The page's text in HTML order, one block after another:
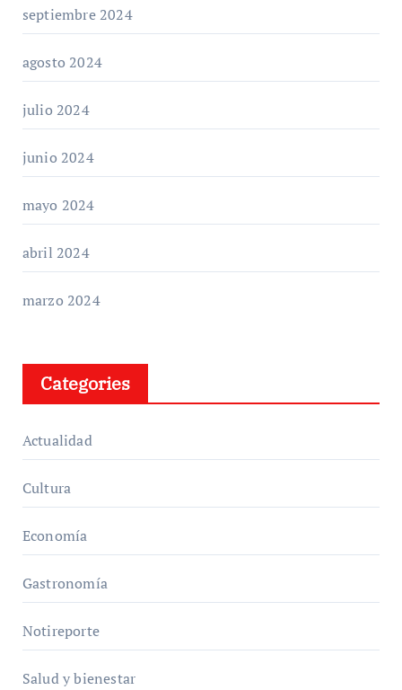
septiembre 2024
agosto 2024
julio 2024
junio 2024
mayo 2024
abril 2024
marzo 2024
Categories
Actualidad
Cultura
Economía
Gastronomía
Notireporte
Salud y bienestar